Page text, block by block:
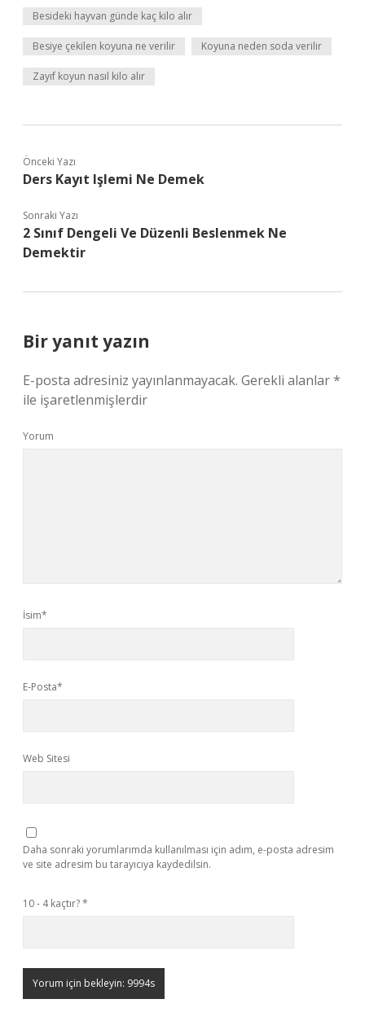
Besideki hayvan günde kaç kilo alır
Besiye çekilen koyuna ne verilir Koyuna neden soda verilir
Zayıf koyun nasıl kilo alır
Önceki Yazı
Ders Kayıt Işlemi Ne Demek
Sonraki Yazı
2 Sınıf Dengeli Ve Düzenli Beslenmek Ne
Demektir
Bir yanıt yazın
E-posta adresiniz yayınlanmayacak. Gerekli alanlar*
ile işaretlenmişlerdir
Yorum
İsim*
E-Posta*
Web Sitesi
Daha sonraki yorumlarımda kullanılması için adım, e-posta adresim
ve site adresim bu tarayıcıya kaydedilsin.
10 - 4 kaçtır?*